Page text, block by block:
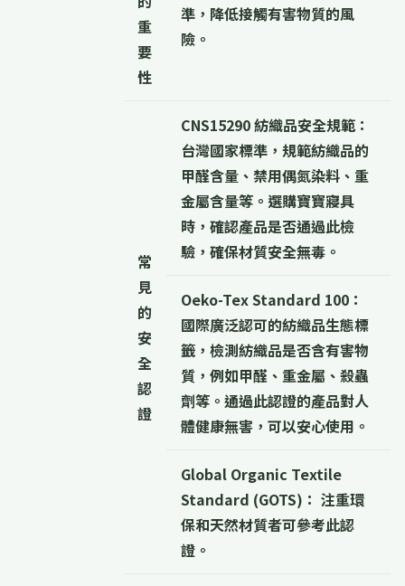
重
要
性
準，降低接觸有害物質的風
險。
常
見
的
安
全
認
證
CNS15290 紡織品安全規範：
台灣國家標準，規範紡織品的
甲醛含量、禁用偶氮染料、重
金屬含量等。選購寶寶寢具
時，確認產品是否通過此檢
驗，確保材質安全無毒。
Oeko-Tex Standard 100：
國際廣泛認可的紡織品生態標
籤，檢測紡織品是否含有害物
質，例如甲醛、重金屬、殺蟲
劑等。通過此認證的產品對人
體健康無害，可以安心使用。
Global Organic Textile
Standard (GOTS)： 注重環
保和天然材質者可參考此認
證。